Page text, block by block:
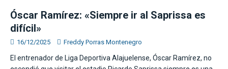
Óscar Ramírez: «Siempre ir al Saprissa es
difícil»
16/12/2025 Freddy Porras Montenegro
El entrenador de Liga Deportiva Alajuelense, Óscar Ramírez, no